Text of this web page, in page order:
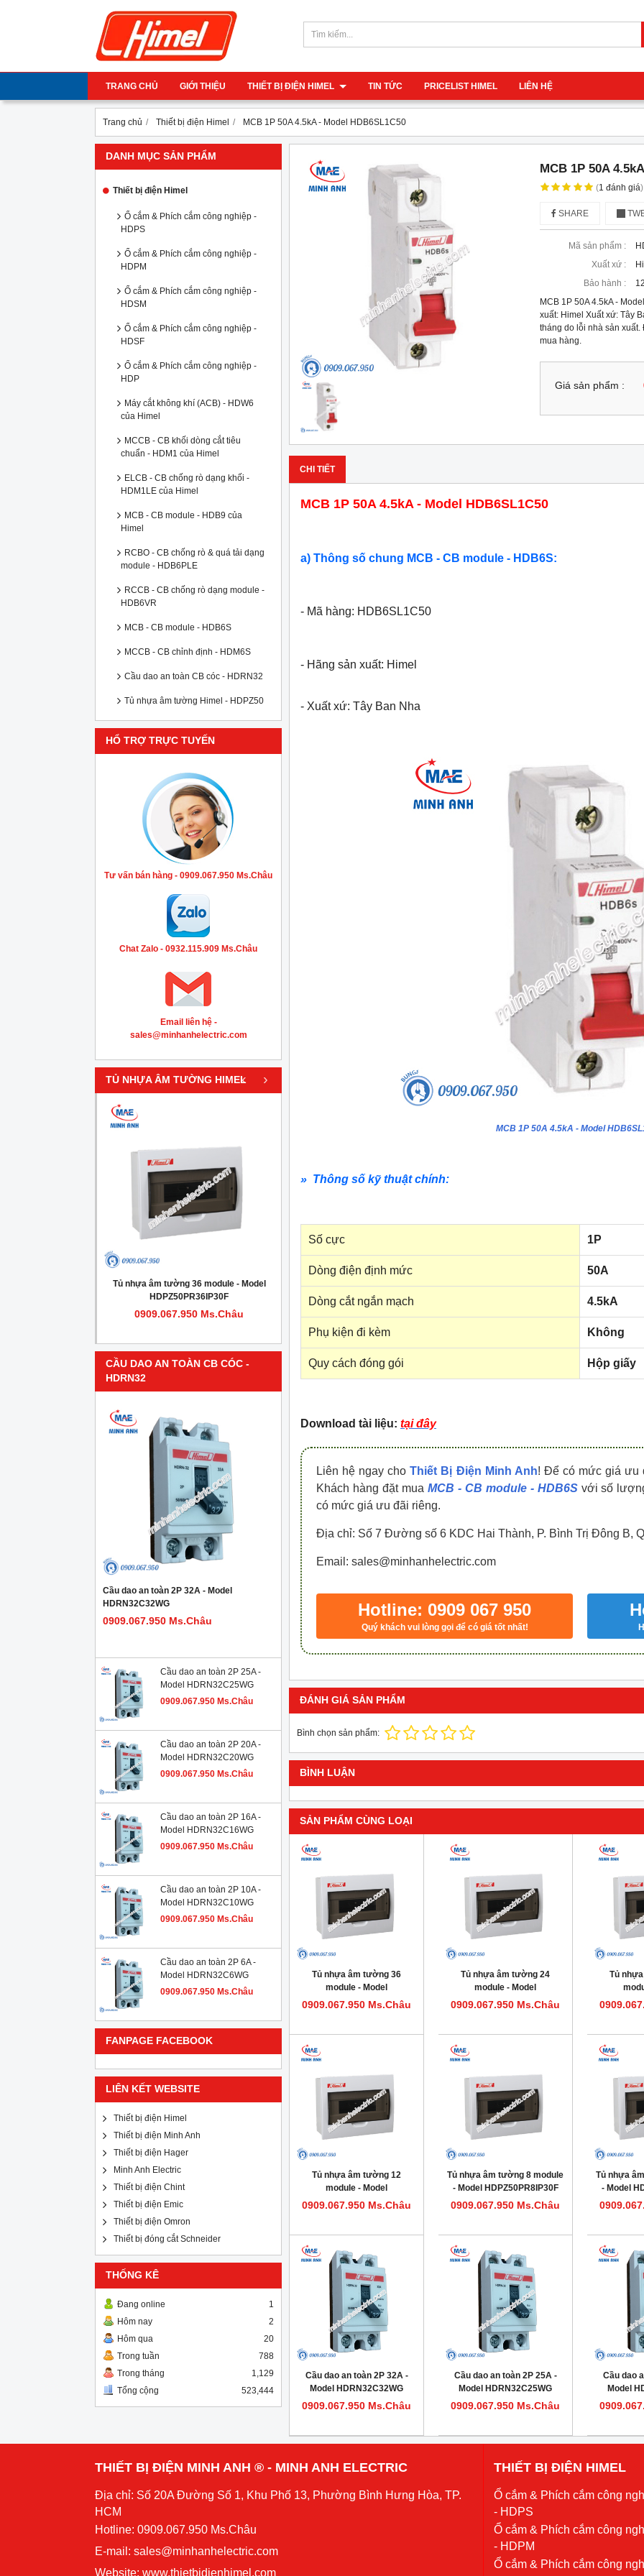
TRANG CHỦ GIỚI THIỆU THIẾT BỊ ĐIỆN HIMEL TIN TỨC PRICELIST HIMEL LIÊN HỆ
Trang chủ Thiết bị điện Himel MCB 1P 50A 4.5kA - Model HDB6SL1C50
DANH MỤC SẢN PHẨM
Thiết bị điện Himel
Ổ cắm & Phích cắm công nghiệp -
HDPS
Ổ cắm & Phích cắm công nghiệp -
HDPM
Ổ cắm & Phích cắm công nghiệp -
HDSM
Ổ cắm & Phích cắm công nghiệp -
HDSF
Ổ cắm & Phích cắm công nghiệp -
HDP
Máy cắt không khí (ACB) - HDW6
của Himel
MCCB - CB khối dòng cắt tiêu
chuẩn - HDM1 của Himel
ELCB - CB chống rò dạng khối -
HDM1LE của Himel
MCB - CB module - HDB9 của
Himel
RCBO - CB chống rò & quá tải dạng
module - HDB6PLE
RCCB - CB chống rò dạng module -
HDB6VR
MCB - CB module - HDB6S
MCCB - CB chỉnh định - HDM6S
Cầu dao an toàn CB cóc - HDRN32
Tủ nhựa âm tường Himel - HDPZ50
HỔ TRỢ TRỰC TUYẾN
Tư vấn bán hàng - 0909.067.950 Ms.Châu
Chat Zalo - 0932.115.909 Ms.Châu
Email liên hệ -
sales@minhanhelectric.com
TỦ NHỰA ÂM TƯỜNG HIMEL
Tủ nhựa âm tường 36 module - Model
HDPZ50PR36IP30F
0909.067.950 Ms.Châu
Tủ nhựa âm tường 24 module - Model
HDPZ50PR24IP30F
0909.067.950 Ms.Châu
Tủ nhựa âm tường 18 module - Model
HDPZ50PR18IP30F
0909.067.950 Ms.Châu
‹ ›
CẦU DAO AN TOÀN CB CÓC -
HDRN32
Cầu dao an toàn 2P 32A - Model
HDRN32C32WG
0909.067.950 Ms.Châu
Cầu dao an toàn 2P 25A -
Model HDRN32C25WG
0909.067.950 Ms.Châu
Cầu dao an toàn 2P 20A -
Model HDRN32C20WG
0909.067.950 Ms.Châu
Cầu dao an toàn 2P 16A -
Model HDRN32C16WG
0909.067.950 Ms.Châu
Cầu dao an toàn 2P 10A -
Model HDRN32C10WG
0909.067.950 Ms.Châu
Cầu dao an toàn 2P 6A -
Model HDRN32C6WG
0909.067.950 Ms.Châu
FANPAGE FACEBOOK
LIÊN KẾT WEBSITE
Thiết bị điện Himel
Thiết bị điện Minh Anh
Thiết bị điện Hager
Minh Anh Electric
Thiết bị điện Chint
Thiết bị điện Emic
Thiết bị điện Omron
Thiết bị đóng cắt Schneider
THỐNG KÊ
Đang online
1
Hôm nay
2
Hôm qua
20
Trong tuần
788
Trong tháng
1,129
Tổng cộng
523,444
MCB 1P 50A
(1đánh giá)
SHARE
Mã sản phẩm :
Xuất xứ :
Bảo hành :
MCB 1P 50A 4.5kA -
xuất: Himel Xuất xứ: Tây
tháng do lỗi nhà sản
mua hàng.
Giá sản phẩm :
CHI TIẾT
MCB 1P 50A 4.5kA - Model HDB6SL1C50
a) Thông số chung MCB - CB module - HDB6S:
- Mã hàng: HDB6SL1C50
- Hãng sản xuất: Himel
- Xuất xứ: Tây Ban Nha
MCB 1P 50A 4.5kA - Model
» Thông số kỹ thuật chính:
Số cực 1P
Dòng điện định mức 50A
Dòng cắt ngắn mạch 4.5kA
Phụ kiện đi kèm Không
Quy cách đóng gói Hộp giấy
Download tài liệu: tại đây
Liên hệ ngay choThiết Bị Điện Minh Anh! Để có mức giá ưu
Khách hàng đặt mua MCB - CB module - HDB6S với số
có mức giá ưu đãi riêng.
Địa chỉ: Số 7 Đường số 6 KDC Hai Thành, P. Bình Trị Đông B,
Email: sales@minhanhelectric.com
Hotline: 0909 067 950
Quý khách vui lòng gọi để có giá tốt nhất!
ĐÁNH GIÁ SẢN PHẨM
Bình chọn sản phẩm:
BÌNH LUẬN
SẢN PHẨM CÙNG LOẠI
Tủ nhựa âm tường 36
module - Model
HDPZ50PR36IP30F
0909.067.950 Ms.Châu
Tủ nhựa âm tường 24
module - Model
HDPZ50PR24IP30F
0909.067.950 Ms.Châu
Tủ
Tủ nhựa âm tường 12
module - Model
HDPZ50PR12IP30F
0909.067.950 Ms.Châu
Tủ nhựa âm tường 8 module
- Model HDPZ50PR8IP30F
0909.067.950 Ms.Châu
Tủ nhựa
- Model
Cầu dao an toàn 2P 32A -
Model HDRN32C32WG
0909.067.950 Ms.Châu
Cầu dao an toàn 2P 25A -
Model HDRN32C25WG
0909.067.950 Ms.Châu
Cầu dao
Model
THIẾT BỊ ĐIỆN MINH ANH ® - MINH ANH ELECTRIC
Địa chỉ: Số 20A Đường Số 1, Khu Phố 13, Phường Bình Hưng Hòa, TP.
HCM
Hotline: 0909.067.950 Ms.Châu
E-mail: sales@minhanhelectric.com
Website: www.thietbidienhimel.com
THIẾT BỊ ĐIỆN HIMEL
Ổ cắm & Phích cắm công
- HDPS
Ổ cắm & Phích cắm công
- HDPM
Ổ cắm & Phích cắm công